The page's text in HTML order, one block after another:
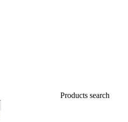
Products search